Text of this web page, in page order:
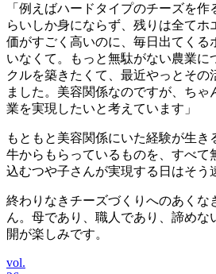
「例えばハードタイプのチーズを作
らいしか身にならず、残りは全てホ
価がすごく高いのに、毎日出てくる
いなくて。もっと無駄がない農業に
クルを築きたくて、最近やっとその
ました。美容関係なのですが、ちゃ
業を実現したいと考えています」
もともと美容関係にいた経験が生き
牛からもらっているものを、すべて
込むつや子さんが実現する日はそう
終わりなきチーズづくりへのあくな
ん。母であり、職人であり、諦めな
開が楽しみです。
vol.